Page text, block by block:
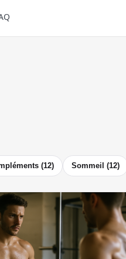
(12) Sommeil (12)